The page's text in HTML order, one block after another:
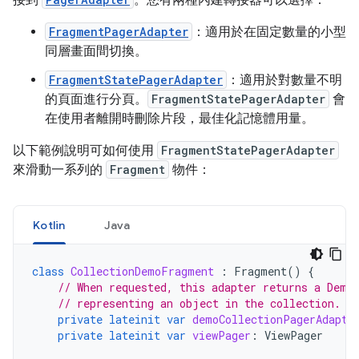
FragmentPagerAdapter
：適用於在固定數量的小型
同層畫面間切換。
FragmentStatePagerAdapter
：適用於對數量不明
的頁面進行分頁。
FragmentStatePagerAdapter 會
在使用者離開時刪除片段，最佳化記憶體用量。
以下範例說明可如何使用 FragmentStatePagerAdapter
來滑動一系列的 Fragment 物件：
Kotlin Java
class CollectionDemoFragment : Fragment()
{
// When requested, this adapter returns a
// representing an object in the collection.
private lateinit var
private lateinit var viewPager : ViewPager